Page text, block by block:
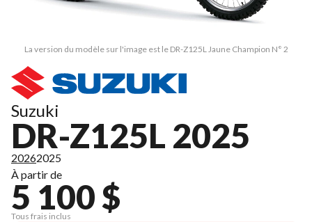
La version du modèle sur l'image est le DR-Z125L Jaune Champion N° 2
Suzuki
DR-Z125L 2025
20262025
À partir de
5 100 $
Tous frais inclus